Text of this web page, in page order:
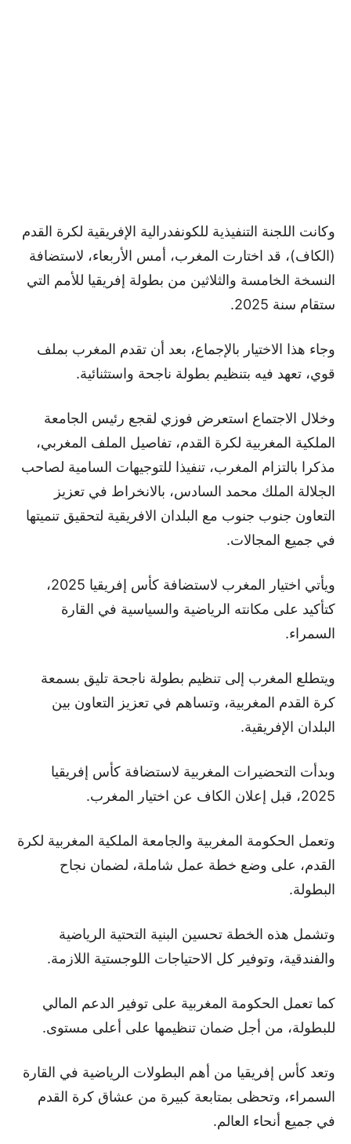
وكانت اللجنة التنفيذية للكونفدرالية الإفريقية لكرة القدم
(الكاف)، قد اختارت المغرب، أمس الأربعاء، لاستضافة
النسخة الخامسة والثلاثين من بطولة إفريقيا للأمم التي
ستقام سنة 2025.
وجاء هذا الاختيار بالإجماع، بعد أن تقدم المغرب بملف
قوي، تعهد فيه بتنظيم بطولة ناجحة واستثنائية.
وخلال الاجتماع استعرض فوزي لقجع رئيس الجامعة
الملكية المغربية لكرة القدم، تفاصيل الملف المغربي،
مذكرا بالتزام المغرب، تنفيذا للتوجيهات السامية لصاحب
الجلالة الملك محمد السادس، بالانخراط في تعزيز
التعاون جنوب جنوب مع البلدان الافريقية لتحقيق تنميتها
في جميع المجالات.
ويأتي اختيار المغرب لاستضافة كأس إفريقيا 2025،
كتأكيد على مكانته الرياضية والسياسية في القارة
السمراء.
ويتطلع المغرب إلى تنظيم بطولة ناجحة تليق بسمعة
كرة القدم المغربية، وتساهم في تعزيز التعاون بين
البلدان الإفريقية.
وبدأت التحضيرات المغربية لاستضافة كأس إفريقيا
2025، قبل إعلان الكاف عن اختيار المغرب.
وتعمل الحكومة المغربية والجامعة الملكية المغربية لكرة
القدم، على وضع خطة عمل شاملة، لضمان نجاح
البطولة.
وتشمل هذه الخطة تحسين البنية التحتية الرياضية
والفندقية، وتوفير كل الاحتياجات اللوجستية اللازمة.
كما تعمل الحكومة المغربية على توفير الدعم المالي
للبطولة، من أجل ضمان تنظيمها على أعلى مستوى.
وتعد كأس إفريقيا من أهم البطولات الرياضية في القارة
السمراء، وتحظى بمتابعة كبيرة من عشاق كرة القدم
في جميع أنحاء العالم.